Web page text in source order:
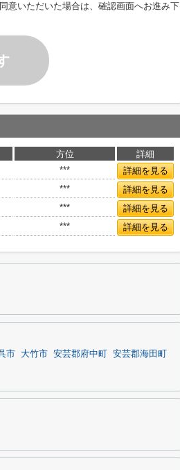
意いただいた場合は、確認画面へお進み下
方位
詳細
***
詳細を見る
***
詳細を見る
***
詳細を見る
*** 詳細を見る
市 大竹市 安芸郡府中町
安芸郡海田町